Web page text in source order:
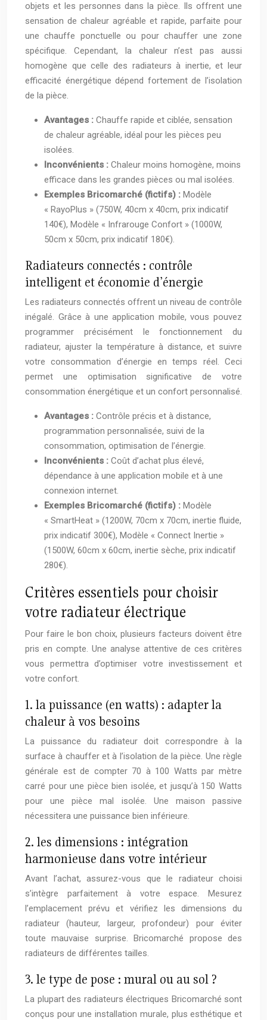
objets et les personnes dans la pièce. Ils offrent une
sensation de chaleur agréable et rapide, parfaite pour
une chauffe ponctuelle ou pour chauffer une zone
spécifique. Cependant, la chaleur n’est pas aussi
homogène que celle des radiateurs à inertie, et leur
efficacité énergétique dépend fortement de l’isolation
de la pièce.
Avantages : Chauffe rapide et ciblée, sensation
de chaleur agréable, idéal pour les pièces peu
isolées.
Inconvénients : Chaleur moins homogène, moins
efficace dans les grandes pièces ou mal isolées.
Exemples Bricomarché (fictifs) : Modèle
« RayoPlus » (750W, 40cm x 40cm, prix indicatif
140€), Modèle « Infrarouge Confort » (1000W,
50cm x 50cm, prix indicatif 180€).
Radiateurs connectés : contrôle
intelligent et économie d’énergie
Les radiateurs connectés offrent un niveau de contrôle
inégalé. Grâce à une application mobile, vous pouvez
programmer précisément le fonctionnement du
radiateur, ajuster la température à distance, et suivre
votre consommation d’énergie en temps réel. Ceci
permet une optimisation significative de votre
consommation énergétique et un confort personnalisé.
Avantages : Contrôle précis et à distance,
programmation personnalisée, suivi de la
consommation, optimisation de l’énergie.
Inconvénients : Coût d’achat plus élevé,
dépendance à une application mobile et à une
connexion internet.
Exemples Bricomarché (fictifs) : Modèle
« SmartHeat » (1200W, 70cm x 70cm, inertie fluide,
prix indicatif 300€), Modèle « Connect Inertie »
(1500W, 60cm x 60cm, inertie sèche, prix indicatif
280€).
Critères essentiels pour choisir
votre radiateur électrique
Pour faire le bon choix, plusieurs facteurs doivent être
pris en compte. Une analyse attentive de ces critères
vous permettra d’optimiser votre investissement et
votre confort.
1. la puissance (en watts) : adapter la
chaleur à vos besoins
La puissance du radiateur doit correspondre à la
surface à chauffer et à l’isolation de la pièce. Une règle
générale est de compter 70 à 100 Watts par mètre
carré pour une pièce bien isolée, et jusqu’à 150 Watts
pour une pièce mal isolée. Une maison passive
nécessitera une puissance bien inférieure.
2. les dimensions : intégration
harmonieuse dans votre intérieur
Avant l’achat, assurez-vous que le radiateur choisi
s’intègre parfaitement à votre espace. Mesurez
l’emplacement prévu et vérifiez les dimensions du
radiateur (hauteur, largeur, profondeur) pour éviter
toute mauvaise surprise. Bricomarché propose des
radiateurs de différentes tailles.
3. le type de pose : mural ou au sol ?
La plupart des radiateurs électriques Bricomarché sont
conçus pour une installation murale, plus esthétique et